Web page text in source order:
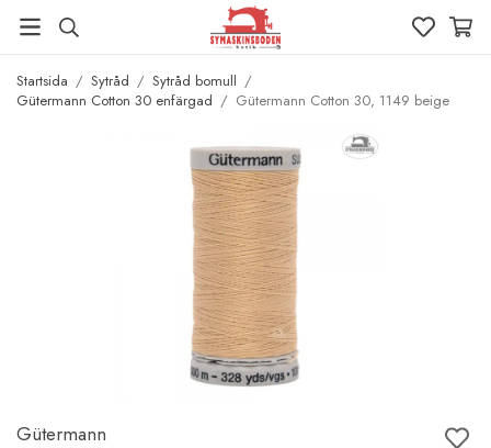
Startsida / Sytråd / Sytråd bomull /
Gütermann Cotton 30 enfärgad / Gütermann Cotton 30, 1149 beige
Gütermann